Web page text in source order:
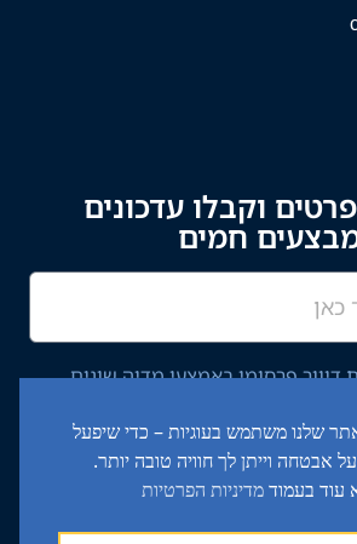
שלנו משתמש בעוגיות – כדי שיפעל
אבטחה וייתן לך חוויה טובה יותר.
עוד בעמודמדיניות הפרטיות
וקבלו עדכונים
חמים
פרסומי באמצעי מדיה שונים
יציב איתן השקעות בע"מ,
באתר.
שליחה